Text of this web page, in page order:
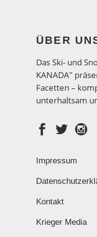
ÜBER
Das Ski- und
KANADA"
Facetten –
unterhaltsam
Impressum
Kontakt
Krieger Media